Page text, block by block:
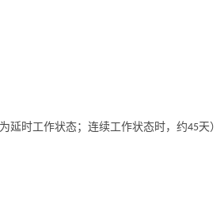
时工作状态；连续工作状态时，约45天）